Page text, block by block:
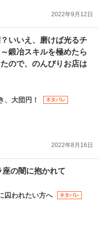
2022年9月12日
いいえ、磨けば光るチ
鍛冶スキルを極めたら
ので、のんびりお店は
、大団円！
ネタバレ
2022年8月16日
の闇に抱かれて
囚われたい方へ
ネタバレ